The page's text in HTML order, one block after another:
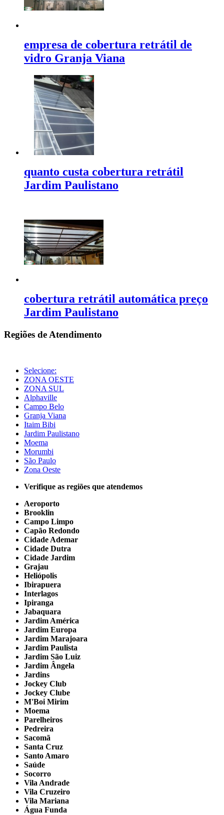
empresa de cobertura retrátil de
vidro Granja Viana
quanto custa cobertura retrátil
Jardim Paulistano
cobertura retrátil automática preço
Jardim Paulistano
Regiões de Atendimento
Selecione:
ZONA OESTE
ZONA SUL
Alphaville
Campo Belo
Granja Viana
Itaim Bibi
Jardim Paulistano
Moema
Morumbi
São Paulo
Zona Oeste
Verifique as regiões que atendemos
Aeroporto
Brooklin
Campo Limpo
Capão Redondo
Cidade Ademar
Cidade Dutra
Cidade Jardim
Grajau
Heliópolis
Ibirapuera
Interlagos
Ipiranga
Jabaquara
Jardim América
Jardim Europa
Jardim Marajoara
Jardim Paulista
Jardim São Luiz
Jardim Ângela
Jardins
Jockey Club
Jockey Clube
M'Boi Mirim
Moema
Parelheiros
Pedreira
Sacomã
Santa Cruz
Santo Amaro
Saúde
Socorro
Vila Andrade
Vila Cruzeiro
Vila Mariana
Água Funda